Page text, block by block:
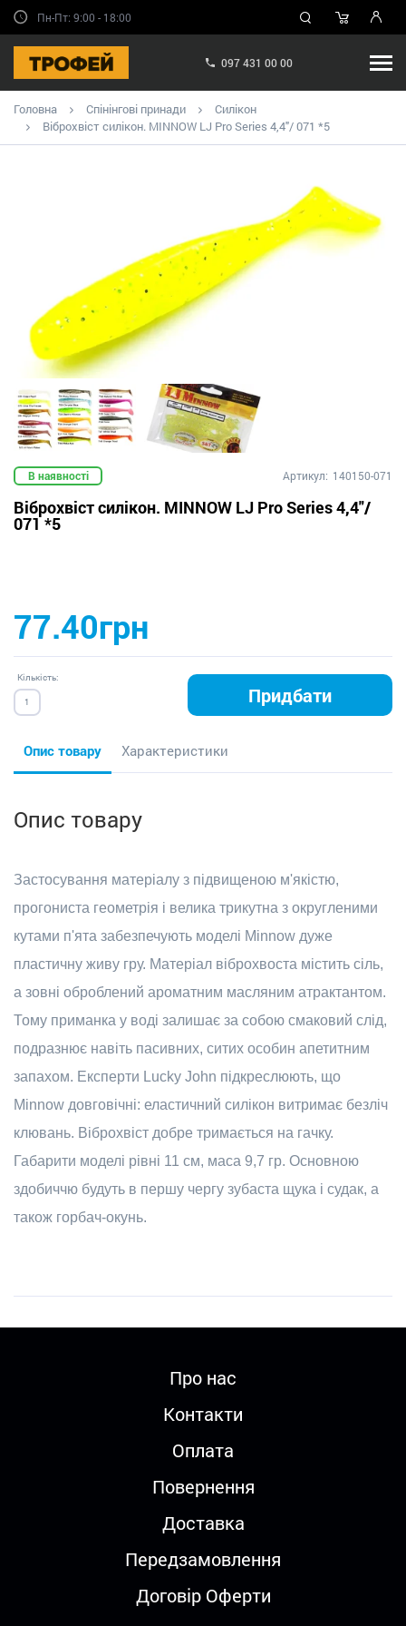
Пн-Пт: 9:00 - 18:00
097 431 00 00
Головна Спінінгові принади
Силікон
Віброхвіст силікон. MINNOW LJ Pro Series 4,4"/ 071 *5
В наявності Артикул: 140150-071
Віброхвіст силікон. MINNOW LJ Pro Series 4,4"/
071 *5
77.40грн
Кількість:
Придбати
Опис товару Характеристики
Опис товару
Застосування матеріалу з підвищеною м'якістю,
прогониста геометрія і велика трикутна з округленими
кутами п'ята забезпечують моделі Minnow дуже
пластичну живу гру. Матеріал віброхвоста містить сіль,
а зовні оброблений ароматним масляним атрактантом.
Тому приманка у воді залишає за собою смаковий слід,
подразнює навіть пасивних, ситих особин апетитним
запахом. Експерти Lucky John підкреслюють, що
Minnow довговічні: еластичний силікон витримає безліч
клювань. Віброхвіст добре тримається на гачку.
Габарити моделі рівні 11 см, маса 9,7 гр. Основною
здобиччю будуть в першу чергу зубаста щука і судак, а
також горбач-окунь.
Про нас
Контакти
Оплата
Повернення
Доставка
Передзамовлення
Договір Оферти